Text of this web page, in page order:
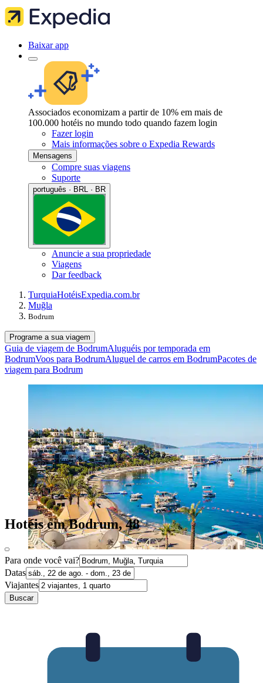
Baixar app
Associados economizam a partir de 10% em mais de
100.000 hotéis no mundo todo quando fazem login
Fazer login
Mais informações sobre o Expedia Rewards
Mensagens
Compre suas viagens
Suporte
português · BRL · BR
Anuncie a sua propriedade
Viagens
Dar feedback
TurquiaHotéisExpedia.com.br
Muğla
Bodrum
Programe a sua viagem
Guia de viagem de BodrumAluguéis por temporada em
BodrumVoos para BodrumAluguel de carros em BodrumPacotes de
viagem para Bodrum
Hotéis em Bodrum, 48
Para onde você vai?
Datas
Viajantes
Buscar